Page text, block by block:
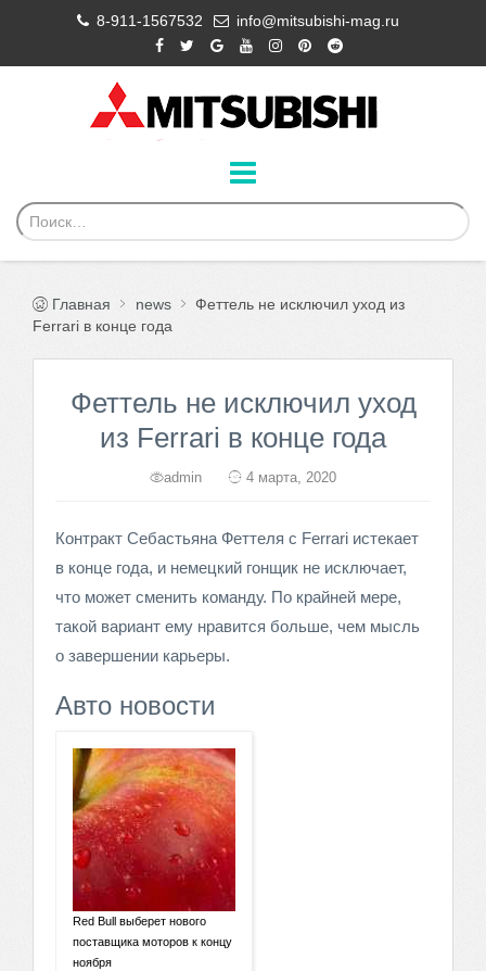
8-911-1567532 info@mitsubishi-mag.ru
Главная news
Феттель не исключил уход из
Ferrari в конце года
Феттель не исключил уход
из Ferrari в конце года
admin 4 марта, 2020
Контракт Себастьяна Феттеля с Ferrari истекает
в конце года, и немецкий гонщик не исключает,
что может сменить команду. По крайней мере,
такой вариант ему нравится больше, чем мысль
о завершении карьеры.
Авто новости
Red Bull выберет нового
поставщика моторов к концу
ноября